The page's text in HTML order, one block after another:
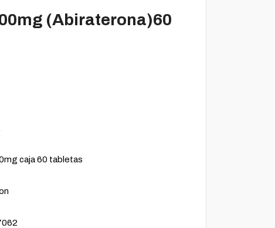
(Abiraterona)60
caja 60 tabletas